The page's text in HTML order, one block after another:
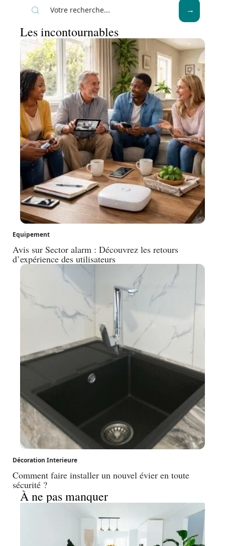
Les incontournables
Equipement
Avis sur Sector alarm : Découvrez les retours
d’expérience des utilisateurs
Décoration Interieure
Comment faire installer un nouvel évier en toute
sécurité ?
À ne pas manquer